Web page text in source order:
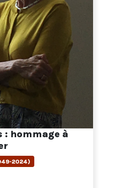
: hommage à
2024)